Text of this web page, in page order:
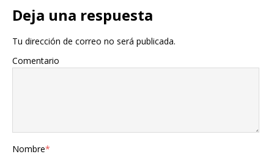
Deja una respuesta
Tu dirección de correo no será publicada.
Comentario
Nombre*